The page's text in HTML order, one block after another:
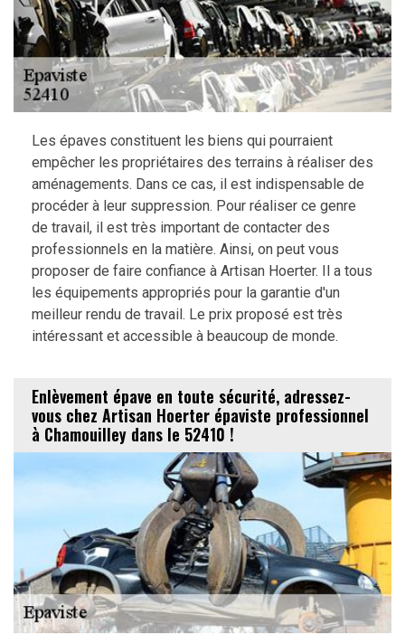
Les épaves constituent les biens qui pourraient
empêcher les propriétaires des terrains à réaliser des
aménagements. Dans ce cas, il est indispensable de
procéder à leur suppression. Pour réaliser ce genre
de travail, il est très important de contacter des
professionnels en la matière. Ainsi, on peut vous
proposer de faire confiance à Artisan Hoerter. Il a tous
les équipements appropriés pour la garantie d'un
meilleur rendu de travail. Le prix proposé est très
intéressant et accessible à beaucoup de monde.
Enlèvement épave en toute sécurité, adressez-
vous chez Artisan Hoerter épaviste professionnel
à Chamouilley dans le 52410 !